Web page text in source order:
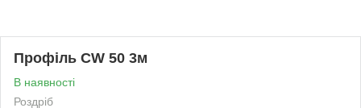
Профіль CW 50 3м
В наявності
Роздріб